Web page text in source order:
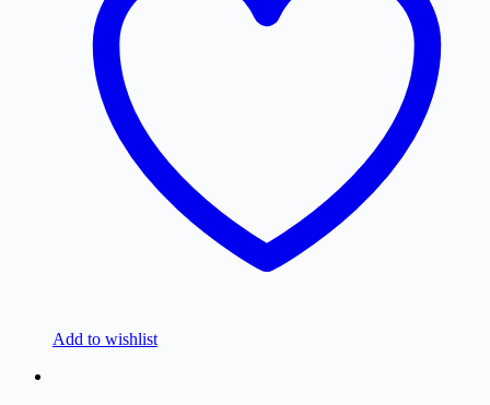
Add to wishlist